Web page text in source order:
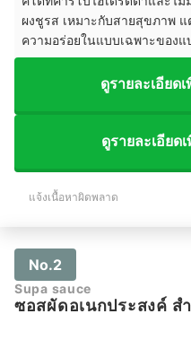
ผงชูรส เหมาะกับสายสุขภาพ
ความอร่อยในแบบเฉพาะของแ
ดูรายละเอียด
ดูรายละเอียด
แจ้งเนื้อหาผิดพลาด
No.2
Supa sauce
ซอสผัดอเนกประสงค์ ส